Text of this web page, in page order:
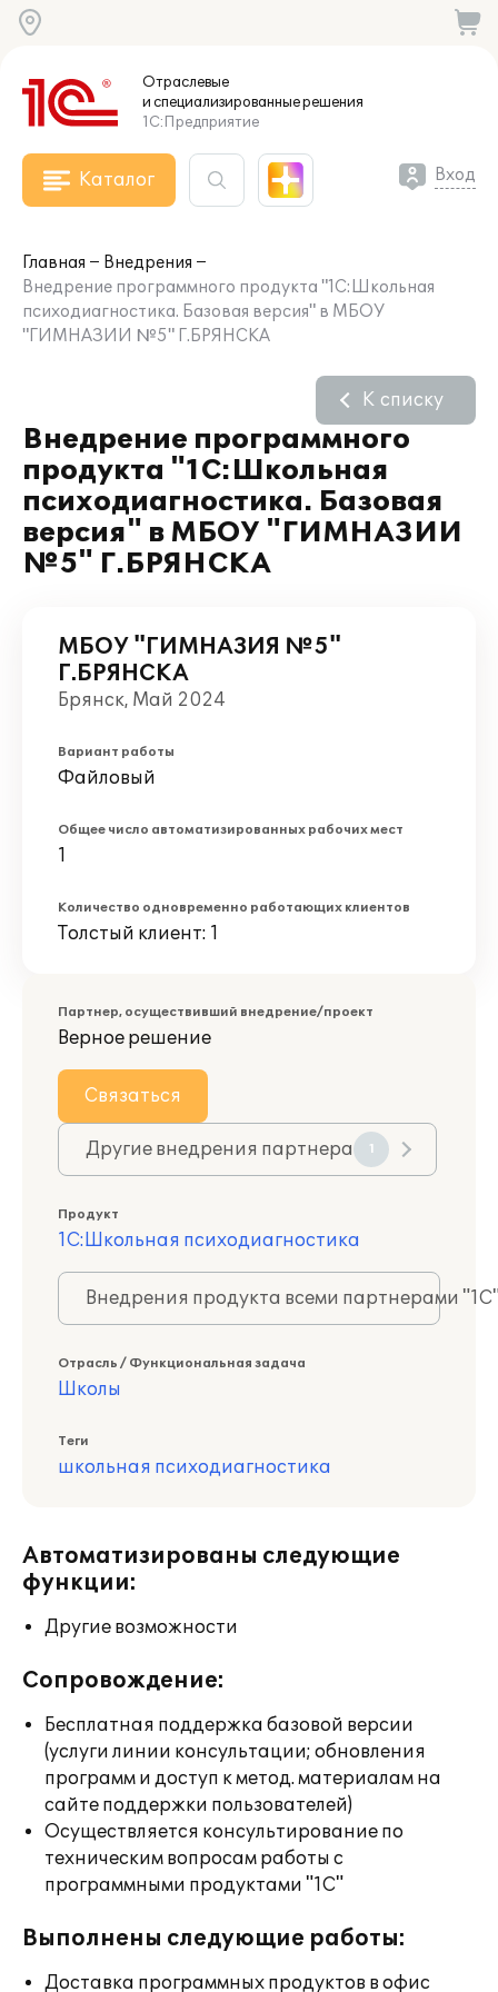
Отраслевые
и специализированныерешения
1С:Предприятие
Каталог Вход
Главная
Внедрения
Внедрение программного продукта "1С:Школьная
психодиагностика. Базовая версия" в МБОУ
"ГИМНАЗИИ №5" Г.БРЯНСКА
Внедрение программного
продукта "1С:Школьная
психодиагностика. Базовая
версия" в МБОУ "ГИМНАЗИИ
№5" Г.БРЯНСКА
К списку
МБОУ "ГИМНАЗИЯ №5"
Г.БРЯНСКА
Брянск, Май 2024
Вариант работы
Файловый
Общее число автоматизированных рабочих мест
1
Количество одновременно работающих клиентов
Толстый клиент: 1
Партнер, осуществивший внедрение/проект
Верное решение
Связаться
Другие внедрения партнера 1
Продукт
1С:Школьная психодиагностика
Внедрения продукта всеми партнерами
Отрасль / Функциональная задача
Школы
Теги
школьная психодиагностика
Автоматизированы следующие
функции:
Другие возможности
Сопровождение:
Бесплатная поддержка базовой версии
(услуги линии консультации; обновления
программ и доступ к метод. материалам на
сайте поддержки пользователей)
Осуществляется консультирование по
техническим вопросам работы с
программными продуктами "1С"
Выполнены следующие работы:
Доставка программных продуктов в офис